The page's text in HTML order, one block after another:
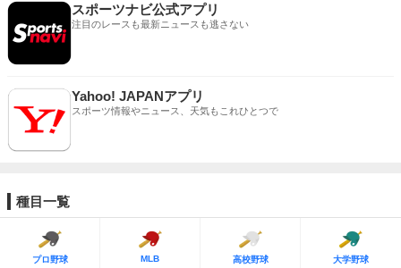
スポーツナビ公式アプリ
注目のレースも最新ニュースも逃さない
Yahoo! JAPANアプリ
スポーツ情報やニュース、天気もこれひとつで
種目一覧
プロ野球 MLB 高校野球 大学野球